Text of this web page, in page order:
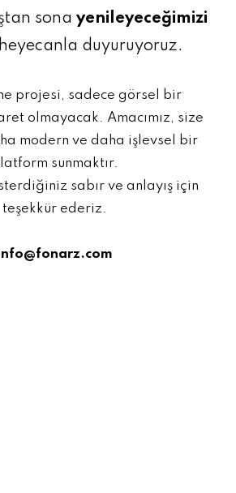
sona yenileyeceğimizi
duyuruyoruz.
projesi, sadece görsel bir
olmayacak. Amacımız, size
modern ve daha işlevsel bir
sunmaktır.
sabır ve anlayış için
teşekkür ederiz.